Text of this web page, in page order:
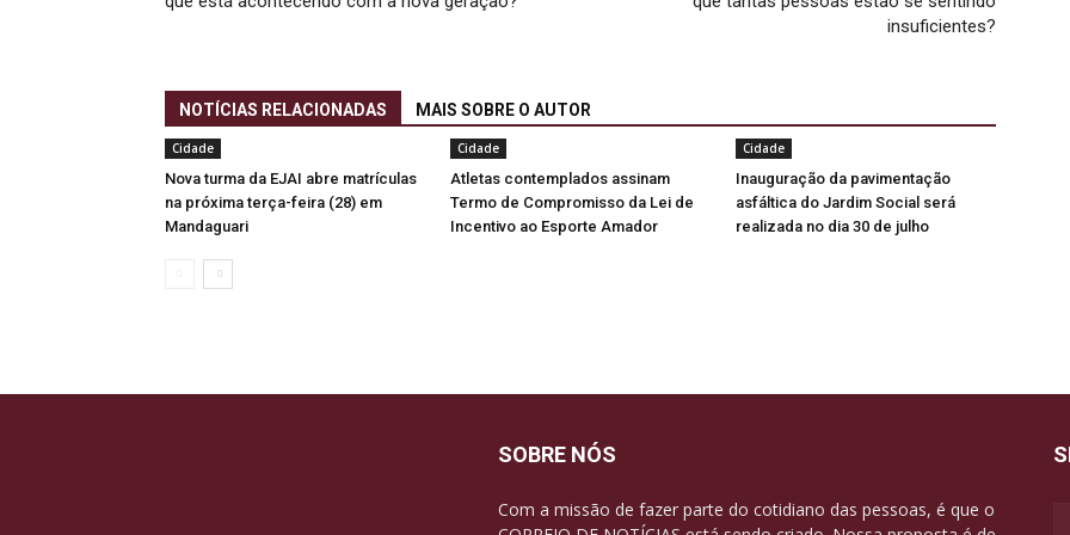
insuficientes?
NOTÍCIAS RELACIONADAS MAIS SOBRE O AUTOR
Cidade
Nova turma da EJAI abre matrículas
na próxima terça-feira (28) em
Mandaguari
Cidade
Atletas contemplados assinam
Termo de Compromisso da Lei de
Incentivo ao Esporte Amador
Cidade
Inauguração da pavimentação
asfáltica do Jardim Social será
realizada no dia 30 de julho
SOBRE NÓS
Com a missão de fazer parte do cotidiano das pessoas, é que o